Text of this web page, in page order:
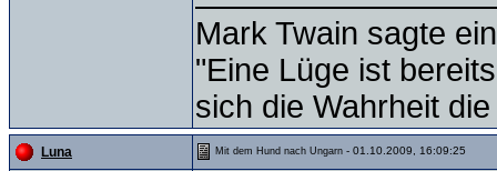
Mark Twain sagte
"Eine Lüge ist
sich die Wahrheit
Luna Mit dem Hund nach Ungarn - 01.10.2009, 16:09:25